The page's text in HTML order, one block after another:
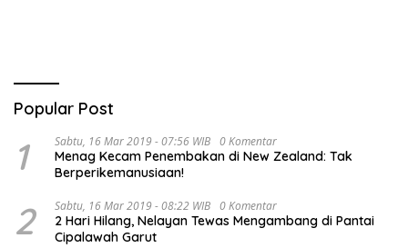
Popular Post
1 Sabtu, 16 Mar 2019 - 07:56 WIB 0 Komentar
Menag Kecam Penembakan di New Zealand: Tak
Berperikemanusiaan!
2 Sabtu, 16 Mar 2019 - 08:22 WIB 0 Komentar
2 Hari Hilang, Nelayan Tewas Mengambang di Pantai
Cipalawah Garut